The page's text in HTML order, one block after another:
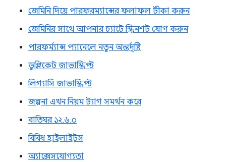
জেমিনি দিয়ে পারফরম্যান্সের ফলাফল টীকা করুন
জেমিনির সাথে আপনার চ্যাটে স্ক্রিনশট যোগ করুন
পারফর্ম্যান্স প্যানেলে নতুন অন্তর্দৃষ্টি
ডুপ্লিকেট জাভাস্ক্রিপ্ট
লিগ্যাসি জাভাস্ক্রিপ্ট
জল্পনা এখন নিয়ম ট্যাগ সমর্থন করে
বাতিঘর ১২.৬.০
বিবিধ হাইলাইটস
অ্যাক্সেসযোগ্যতা